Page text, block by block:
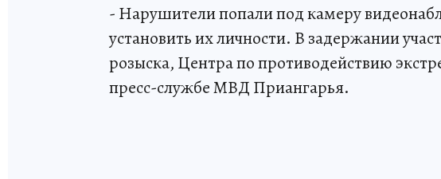
- Нарушители попали под камеру
установить их личности. В задержании
розыска, Центра по противодействию
пресс-службе МВД Приангарья.